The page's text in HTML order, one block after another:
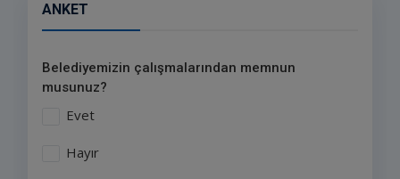
ANKET
Belediyemizin çalışmalarından memnun
musunuz?
Evet
Hayır